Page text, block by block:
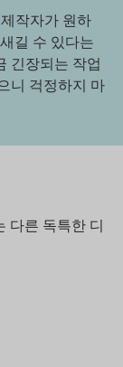
작자가 원하
길 수 있다는
긴장되는 작업
니 걱정하지 마
다른 독특한 디